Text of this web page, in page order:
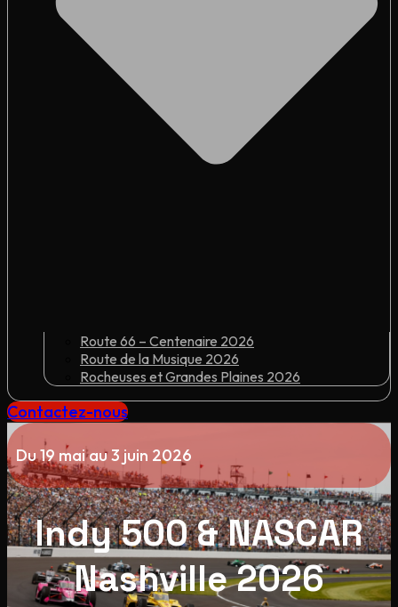
Route 66 – Centenaire 2026
Route de la Musique 2026
Rocheuses et Grandes Plaines 2026
Contactez-nous
Du 19 mai au 3 juin 2026
Indy 500 & NASCAR
Nashville 2026